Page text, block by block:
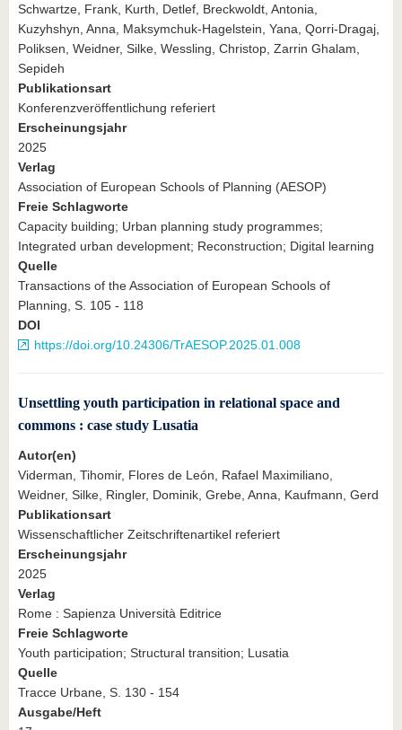
Schwartze, Frank, Kurth, Detlef, Breckwoldt, Antonia,
Kuzyhshyn, Anna, Maksymchuk-Hagelstein, Yana, Qorri-Dragaj,
Poliksen, Weidner, Silke, Wessling, Christop, Zarrin Ghalam,
Sepideh
Publikationsart
Konferenzveröffentlichung referiert
Erscheinungsjahr
2025
Verlag
Association of European Schools of Planning (AESOP)
Freie Schlagworte
Capacity building; Urban planning study programmes;
Integrated urban development; Reconstruction; Digital learning
Quelle
Transactions of the Association of European Schools of
Planning, S. 105 - 118
DOI
https://doi.org/10.24306/TrAESOP.2025.01.008
Unsettling youth participation in relational space and
commons : case study Lusatia
Autor(en)
Viderman, Tihomir, Flores de León, Rafael Maximiliano,
Weidner, Silke, Ringler, Dominik, Grebe, Anna, Kaufmann, Gerd
Publikationsart
Wissenschaftlicher Zeitschriftenartikel referiert
Erscheinungsjahr
2025
Verlag
Rome : Sapienza Università Editrice
Freie Schlagworte
Youth participation; Structural transition; Lusatia
Quelle
Tracce Urbane, S. 130 - 154
Ausgabe/Heft